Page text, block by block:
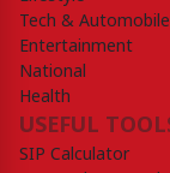
Tech &
Entertainment
National
Health
USEFUL
SIP Calculator